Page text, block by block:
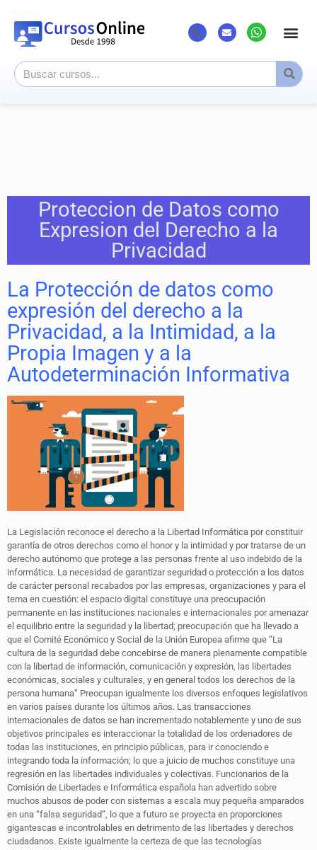
Proteccion de Datos como
Expresion del Derecho a la
Privacidad
La Protección de datos como
expresión del derecho a la
Privacidad, a la Intimidad, a la
Propia Imagen y a la
Autodeterminación Informativa
La Legislación reconoce el derecho a la Libertad Informática por constituir
garantía de otros derechos como el honor y la intimidad y por tratarse de un
derecho autónomo que protege a las personas frente al uso indebido de la
informática. La necesidad de garantizar seguridad o protección a los datos
de carácter personal recabados por las empresas, organizaciones y para el
tema en cuestión: el espacio digital constituye una preocupación
permanente en las instituciones nacionales e internacionales por amenazar
el equilibrio entre la seguridad y la libertad; preocupación que ha llevado a
que el Comité Económico y Social de la Unión Europea afirme que “La
cultura de la seguridad debe concebirse de manera plenamente compatible
con la libertad de información, comunicación y expresión, las libertades
económicas, sociales y culturales, y en general todos los derechos de la
persona humana” Preocupan igualmente los diversos enfoques legislativos
en varios países durante los últimos años. Las transacciones
internacionales de datos se han incrementado notablemente y uno de sus
objetivos principales es interaccionar la totalidad de los ordenadores de
todas las instituciones, en principio públicas, para ir conociendo e
integrando toda la información; lo que a juicio de muchos constituye una
regresión en las libertades individuales y colectivas. Funcionarios de la
Comisión de Libertades e Informática española han advertido sobre
muchos abusos de poder con sistemas a escala muy pequeña amparados
en una “falsa seguridad”, lo que a futuro se proyecta en proporciones
gigantescas e incontrolables en detrimento de las libertades y derechos
ciudadanos. Existe igualmente la certeza de que las tecnologías